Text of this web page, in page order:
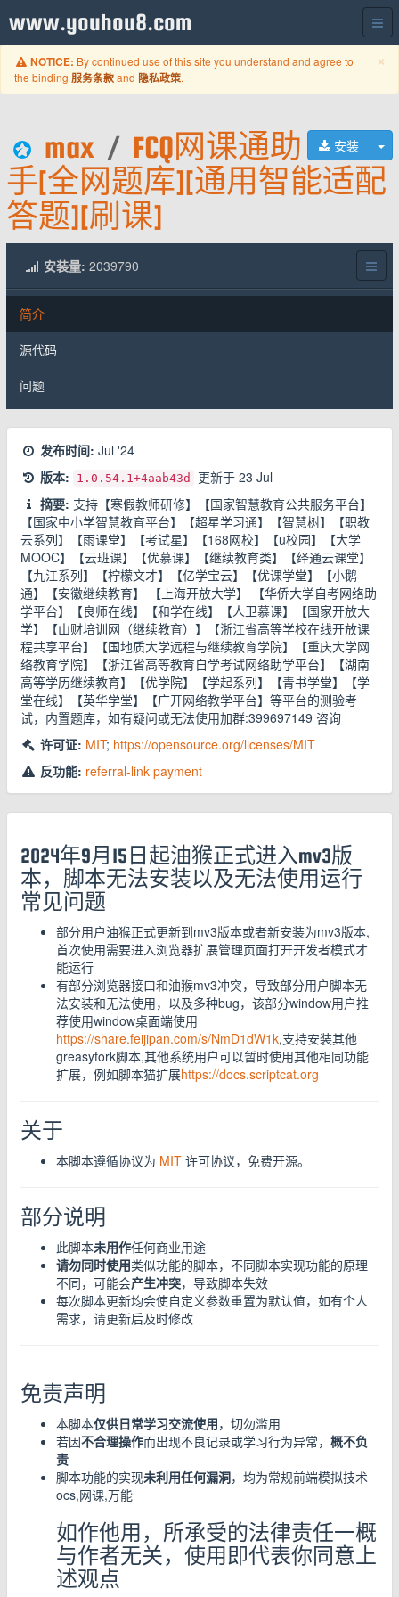
www.youhou8.com
×
NOTICE: By continued use of this site you understand and agree to
the binding 服务条款and 隐私政策.
安装
max / FCQ网课通助
手[全网题库][通用智能适配
答题][刷课]
安装量: 2039790
简介
源代码
问题
发布时间: Jul '24
版本:
1.0.54.1+4aab43d 更新于 23 Jul
摘要: 支持【寒假教师研修】【国家智慧教育公共服务平台】
【国家中小学智慧教育平台】【超星学习通】【智慧树】【职教
云系列】【雨课堂】【考试星】【168网校】【u校园】【大学
MOOC】【云班课】【优慕课】【继续教育类】【绎通云课堂】
【九江系列】【柠檬文才】【亿学宝云】【优课学堂】【小鹅
通】【安徽继续教育】 【上海开放大学】 【华侨大学自考网络助
学平台】【良师在线】【和学在线】【人卫慕课】【国家开放大
学】【山财培训网（继续教育）】【浙江省高等学校在线开放课
程共享平台】【国地质大学远程与继续教育学院】【重庆大学网
络教育学院】【浙江省高等教育自学考试网络助学平台】【湖南
高等学历继续教育】【优学院】【学起系列】【青书学堂】【学
堂在线】【英华学堂】【广开网络教学平台】等平台的测验考
试，内置题库，如有疑问或无法使用加群:399697149 咨询
许可证: MIT; https://opensource.org/licenses/MIT
反功能: referral-link payment
2024年9月15日起油猴正式进入mv3版
本，脚本无法安装以及无法使用运行
常见问题
部分用户油猴正式更新到mv3版本或者新安装为mv3版本,
首次使用需要进入浏览器扩展管理页面打开开发者模式才
能运行
有部分浏览器接口和油猴mv3冲突，导致部分用户脚本无
法安装和无法使用，以及多种bug，该部分window用户推
荐使用window桌面端使用
https://share.feijipan.com/s/NmD1dW1k,支持安装其他
greasyfork脚本,其他系统用户可以暂时使用其他相同功能
扩展，例如脚本猫扩展https://docs.scriptcat.org
关于
本脚本遵循协议为 MIT 许可协议，免费开源。
部分说明
此脚本未用作任何商业用途
请勿同时使用类似功能的脚本，不同脚本实现功能的原理
不同，可能会产生冲突，导致脚本失效
每次脚本更新均会使自定义参数重置为默认值，如有个人
需求，请更新后及时修改
免责声明
本脚本仅供日常学习交流使用，切勿滥用
若因不合理操作而出现不良记录或学习行为异常， 概不负
责
脚本功能的实现未利用任何漏洞，均为常规前端模拟技术
ocs,网课,万能
如作他用，所承受的法律责任一概
与作者无关，使用即代表你同意上
述观点